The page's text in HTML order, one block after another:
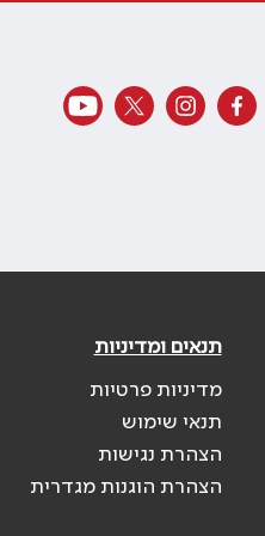
תנאים ומדיניות
מדיניות פרטיות
תנאי שימוש
הצהרת נגישות
הצהרת הוגנות מגדרית